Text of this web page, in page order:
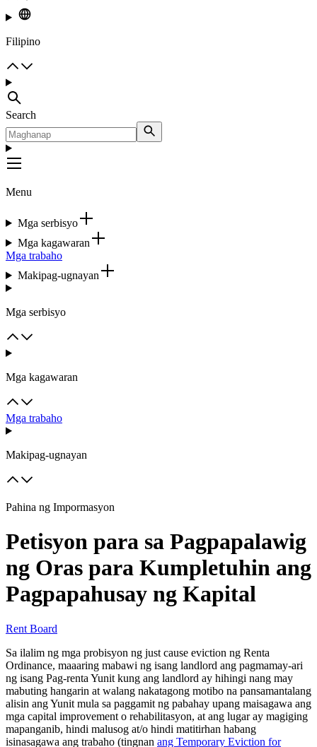
Filipino
Search
Menu
Mga serbisyo
Mga kagawaran
Mga trabaho
Makipag-ugnayan
Mga serbisyo
Mga kagawaran
Mga trabaho
Makipag-ugnayan
Pahina ng Impormasyon
Petisyon para sa Pagpapalawig
ng Oras para Kumpletuhin ang
Pagpapahusay ng Kapital
Rent Board
Sa ilalim ng mga probisyon ng just cause eviction ng Renta
Ordinance, maaaring mabawi ng isang landlord ang pagmamay-ari
ng isang Pag-renta Yunit kung ang landlord ay hihingi nang may
mabuting hangarin at walang nakatagong motibo na pansamantalang
alisin ang Yunit mula sa paggamit ng pabahay upang maisagawa ang
mga capital improvement o rehabilitasyon, at ang lugar ay magiging
mapanganib, hindi malusog at/o hindi matitirhan habang
isinasagawa ang trabaho (tingnan ang Temporary Eviction for